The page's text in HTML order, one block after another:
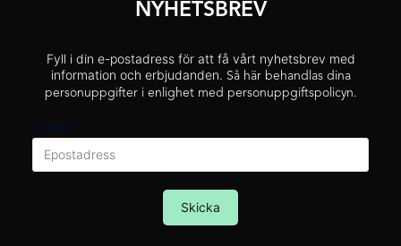
NYHETSBREV
Fyll i din e-postadress för att få vårt nyhetsbrev med
information och erbjudanden. Så här behandlas dina
personuppgifter i enlighet med personuppgiftspolicyn.
E-post
Skicka